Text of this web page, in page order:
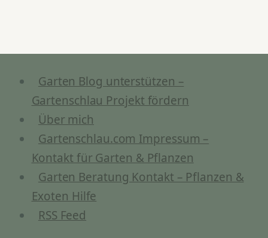
Garten Blog unterstützen –
Gartenschlau Projekt fördern
Über mich
Gartenschlau.com Impressum –
Kontakt für Garten & Pflanzen
Garten Beratung Kontakt – Pflanzen &
Exoten Hilfe
RSS Feed